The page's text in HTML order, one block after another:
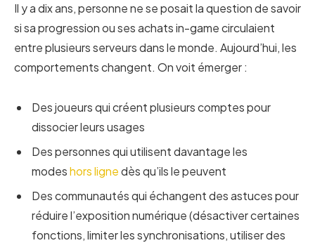
Il y a dix ans, personne ne se posait la question de savoir
si sa progression ou ses achats in-game circulaient
entre plusieurs serveurs dans le monde. Aujourd’hui, les
comportements changent. On voit émerger :
Des joueurs qui créent plusieurs comptes pour
dissocier leurs usages
Des personnes qui utilisent davantage les
modeshors lignedès qu’ils le peuvent
Des communautés qui échangent des astuces pour
réduire l’exposition numérique (désactiver certaines
fonctions, limiter les synchronisations, utiliser des